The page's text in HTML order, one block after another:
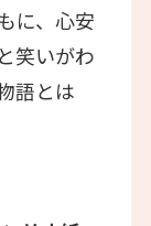
に、心安
笑いがわ
語とは